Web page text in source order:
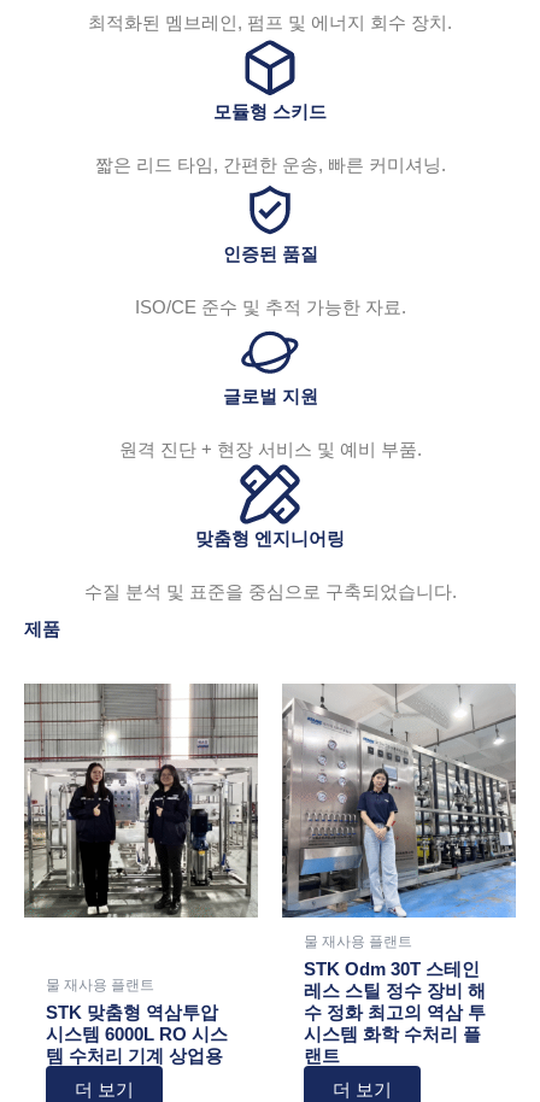
최적화된 멤브레인, 펌프 및 에너지 회수 장치.
모듈형 스키드
짧은 리드 타임, 간편한 운송, 빠른 커미셔닝.
인증된 품질
ISO/CE 준수 및 추적 가능한 자료.
글로벌 지원
원격 진단 + 현장 서비스 및 예비 부품.
맞춤형 엔지니어링
수질 분석 및 표준을 중심으로 구축되었습니다.
제품
물 재사용 플랜트
STK 맞춤형 역삼투압
시스템 6000L RO 시스
템 수처리 기계 상업용
더 보기
물 재사용 플랜트
STK Odm 30T 스테인
레스 스틸 정수 장비 해
수 정화 최고의 역삼 투
시스템 화학 수처리 플
랜트
더 보기